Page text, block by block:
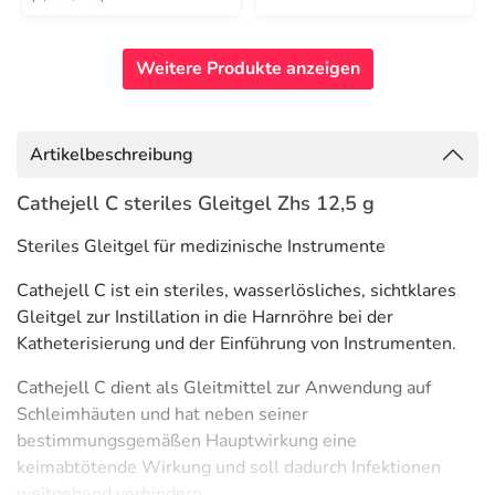
Weitere Produkte anzeigen
Artikelbeschreibung
Cathejell C steriles Gleitgel Zhs 12,5 g
Steriles Gleitgel für medizinische Instrumente
Cathejell C ist ein steriles, wasserlösliches, sichtklares
Gleitgel zur Instillation in die Harnröhre bei der
Katheterisierung und der Einführung von Instrumenten.
Cathejell C dient als Gleitmittel zur Anwendung auf
Schleimhäuten und hat neben seiner
bestimmungsgemäßen Hauptwirkung eine
keimabtötende Wirkung und soll dadurch Infektionen